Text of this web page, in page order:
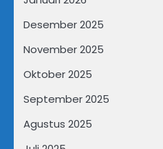
Desember 2025
November 2025
Oktober 2025
September 2025
Agustus 2025